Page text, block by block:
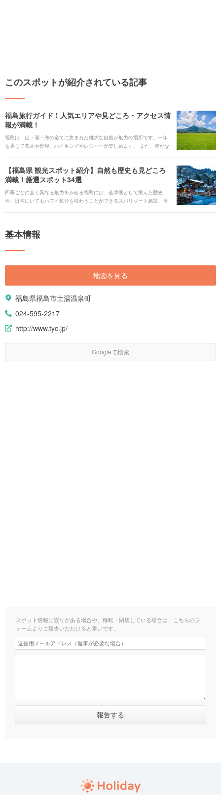
このスポットが紹介されている記事
福島旅行ガイド！人気エリアや見どころ・アクセス情
報が満載！
福島は、山・湖・海の全てに恵まれた雄大な自然が魅力の場所です。一年
を通じて花木や景観、ハイキングやレジャーが楽しめます。 また、豊かな
みんなで満喫できるスポットがたくさんあるのも見どころです。 そんな魅
力あふれる福島を、観光スポット、アクセス、おすすめのホテルにいたる
【福島県 観光スポット紹介】自然も歴史も見どころ
満載！厳選スポット34選
四季ごとに全く異なる魅力をみせる福島には、会津藩として栄えた歴史
や、日本にいてもハワイ気分を味わうことができるスパリゾート施設、長
ットから知られていない穴場の名所まで、自然も歴史も温泉もグルメも全
基本情報
地図を見る
福島県福島市土湯温泉町
024-595-2217
http://www.tyc.jp/
Googleで検索
スポット情報に誤りがある場合や、移転・閉店している場合は、こちらのフ
ォームよりご報告いただけると幸いです。